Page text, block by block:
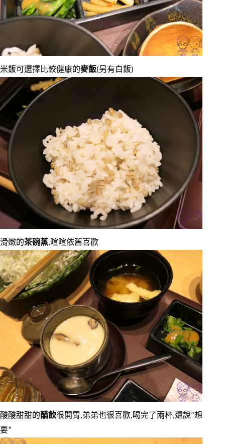
米飯可選擇比較健康的麥飯(另有白飯)
滑嫩的茶碗蒸,暄暄依舊喜歡
酸酸甜甜的醋飲很開胃,弟弟也很喜歡,喝完了兩杯,還說”想
要”